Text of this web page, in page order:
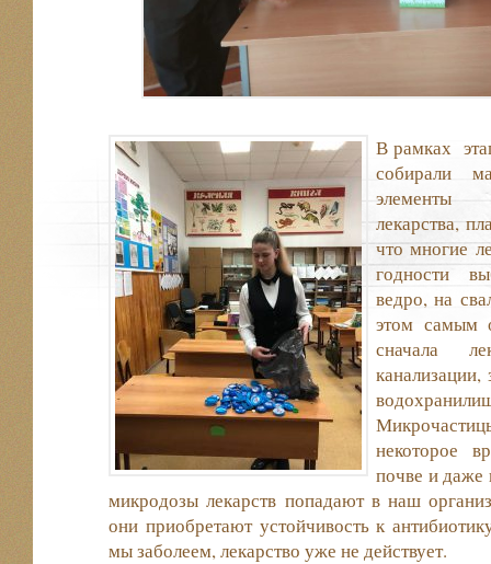
В рамках
собирали
элементы
лекарства,
что многие
годности
ведро, на
этом самым
сначала
некоторое
почве и даже
микродозы лекарств попадают в наш
они приобретают устойчивость к
мы заболеем, лекарство уже не действует.